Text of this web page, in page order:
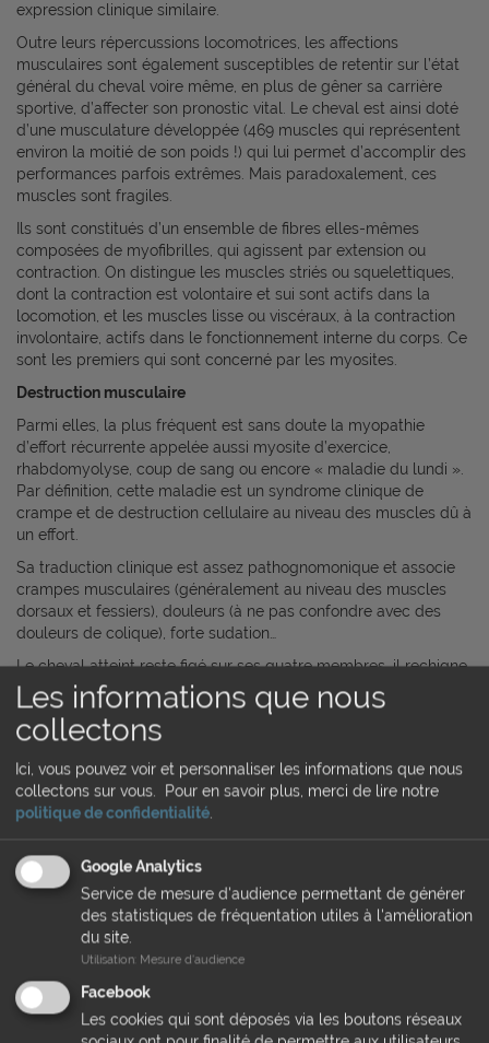
expression clinique similaire.
Outre leurs répercussions locomotrices, les affections
musculaires sont également susceptibles de retentir sur l’état
général du cheval voire même, en plus de gêner sa carrière
sportive, d’affecter son pronostic vital. Le cheval est ainsi doté
d’une musculature développée (469 muscles qui représentent
environ la moitié de son poids !) qui lui permet d’accomplir des
performances parfois extrêmes. Mais paradoxalement, ces
muscles sont fragiles.
Ils sont constitués d’un ensemble de fibres elles-mêmes
composées de myofibrilles, qui agissent par extension ou
contraction. On distingue les muscles striés ou squelettiques,
dont la contraction est volontaire et sui sont actifs dans la
locomotion, et les muscles lisse ou viscéraux, à la contraction
involontaire, actifs dans le fonctionnement interne du corps. Ce
sont les premiers qui sont concerné par les myosites.
Destruction musculaire
Parmi elles, la plus fréquent est sans doute la myopathie
d’effort récurrente appelée aussi myosite d’exercice,
rhabdomyolyse, coup de sang ou encore « maladie du lundi ».
Par définition, cette maladie est un syndrome clinique de
crampe et de destruction cellulaire au niveau des muscles dû à
un effort.
Sa traduction clinique est assez pathognomonique et associe
crampes musculaires (généralement au niveau des muscles
dorsaux et fessiers), douleurs (à ne pas confondre avec des
douleurs de colique), forte sudation…
Le cheval atteint reste figé sur ses quatre membres, il rechigne
à se déplacer, ses urines sont foncées en raison de la
myoglobinurie (présence de myoglobine, due à la destruction
aiguë des fibres musculaire squelettiques, dans les urines). On
l'horizontale) est possible.
Les femelles sont plus atteintes que les mâles, de même que
nerveux. Certaines races sont prédisposées aux myosites
d’effort (pur-sang, trotteur, pur-sang arabe).
La crise peut survenir au cours de l’effort, quelques minutes
après son déclenchement ou un peu plus tardivement.
On distingue différents stades dans la maladie qui peut rester
très modérée ou être beaucoup plus sévère (cheval en
décubitus, signe de choc).
Ne pas déplacer le cheval
Les informations que nous
collectons
Ici, vous pouvez voir et personnaliser les informations que nous
collectons sur vous.
Pour en savoir plus, merci de lire notre
politique de confidentialité
Google Analytics
Service de mesure d'audience permettant de générer
des statistiques de fréquentation utiles à l'amélioration
du site.
Utilisation Mesure d'audience
Facebook
Les cookies qui sont déposés via les boutons réseaux